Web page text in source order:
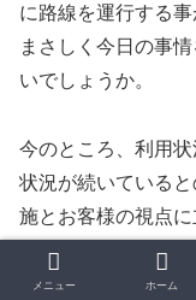
に路線を運行する事
まさしく今日の事
いでしょうか。
今のところ、利用
状況が続いている
施とお客様の視点に
の増設や区間延長
て行えば、この２
メニュー ホーム